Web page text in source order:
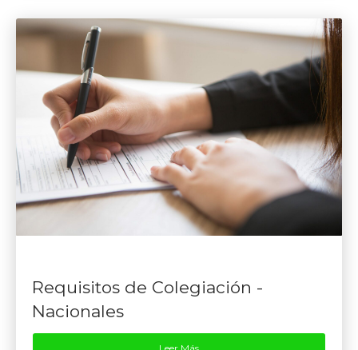
Requisitos de Colegiación -
Nacionales